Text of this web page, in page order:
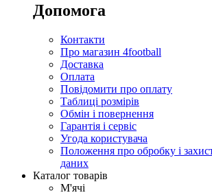
Допомога
Контакти
Про магазин 4football
Доставка
Оплата
Повідомити про оплату
Таблиці розмірів
Обмін і повернення
Гарантія і сервіс
Угода користувача
Положення про обробку і
даних
Каталог товарів
М'ячі